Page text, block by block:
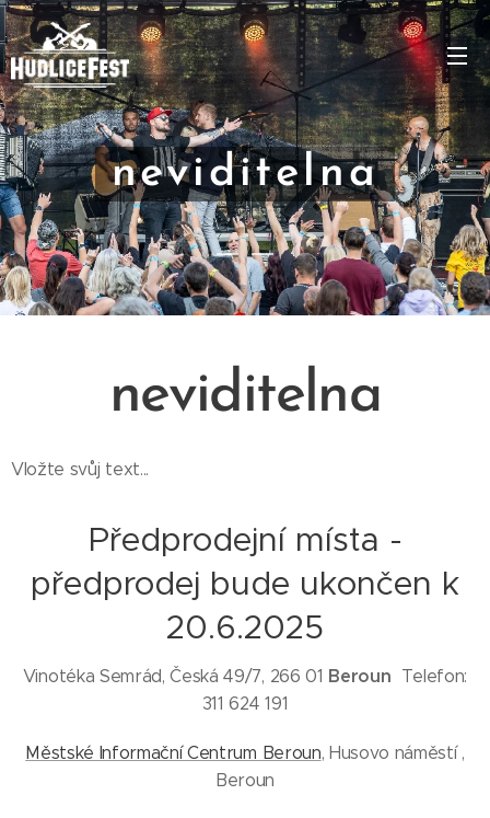
neviditelna
neviditelna
Vložte svůj text...
Předprodejní místa -
předprodej bude ukončen k
20.6.2025
Vinotéka Semrád, Česká 49/7, 266 01 Beroun Telefon:
311 624 191
Městské Informační Centrum Beroun, Husovo náměstí ,
Beroun